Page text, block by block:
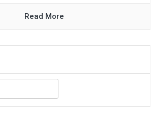
Read More